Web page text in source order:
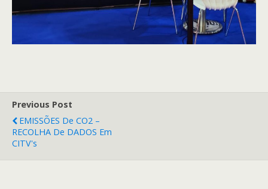
Previous Post
EMISSÕES De CO2 –
RECOLHA De DADOS Em
CITV's